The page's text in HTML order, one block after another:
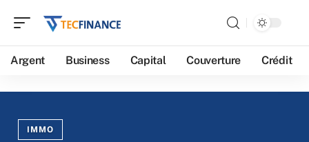
Argent Business Capital Couverture Crédit
IMMO